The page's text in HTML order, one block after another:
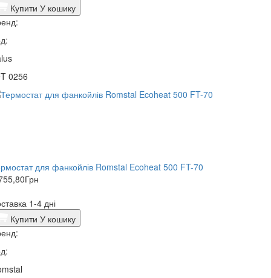
Купити У кошику
0256
для фанкойлів Romstal Ecoheat 500 FT-70
Грн
1-4 дні
Купити У кошику